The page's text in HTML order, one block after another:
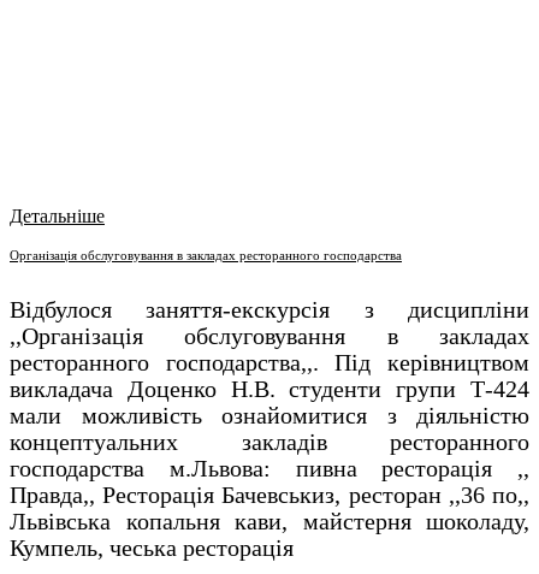
Детальніше
Організація обслуговування в закладах ресторанного господарства
Відбулося заняття-екскурсія з дисципліни
,,Організація обслуговування в закладах
ресторанного господарства,,. Під керівництвом
викладача Доценко Н.В. студенти групи Т-424
мали можливість ознайомитися з діяльністю
концептуальних закладів ресторанного
господарства м.Львова: пивна ресторація ,,
Правда,, Ресторація Бачевськиз, ресторан ,,36 по,,
Львівська копальня кави, майстерня шоколаду,
Кумпель, чеська ресторація